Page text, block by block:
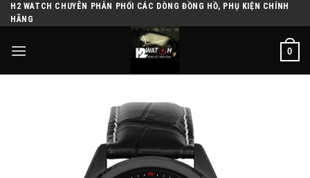
Skip
to
content
H2 WATCH CHUYÊN PHÂN PHỐI CÁC DÒNG ĐỒNG HỒ, PHỤ KIỆN CHÍNH
HÃNG
0